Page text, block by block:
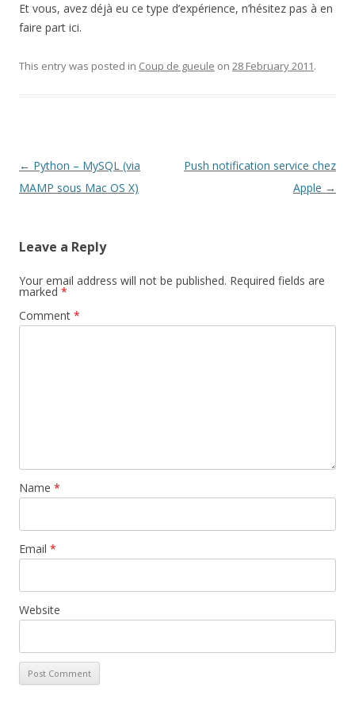
Et vous, avez déjà eu ce type d’expérience, n’hésitez pas à en
faire part ici.
This entry was posted in Coup de gueule on 28 February 2011.
Post
navigation
← Python – MySQL (via
MAMP sous Mac OS X)
Push notification service chez
Apple →
Leave a Reply
Your email address will not be published. Required fields are
marked *
Comment *
Name *
Email *
Website